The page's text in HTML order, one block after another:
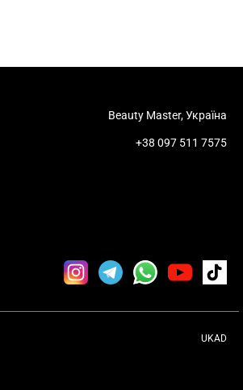
Beauty Master, Україна
+38 097 511 7575
UKAD